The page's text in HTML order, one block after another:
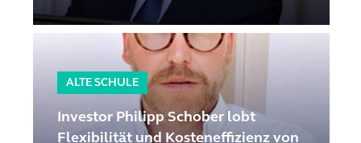
ALTE SCHULE
Investor Philipp Schober lobt
Flexibilität und Kosteneffizienz von